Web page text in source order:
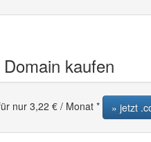
kaufen
nur 3,22 € / Monat * » jetzt